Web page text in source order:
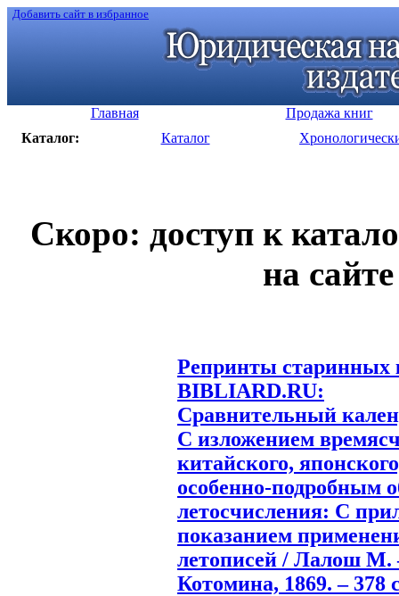
Добавить сайт в избранное
Главная
Продажа книг
Каталог:
Каталог
Скоро: доступ к
на
Репринты старинных
BIBLIARD.RU:
Сравнительный
С изложением
китайского,
особенно-подробным
летосчисления: С
показанием
летописей / Лалош
Котомина, 1869. – 378